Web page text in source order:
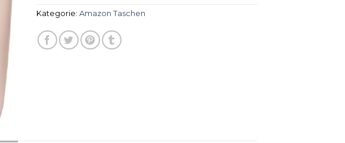
Kategorie:Amazon Taschen